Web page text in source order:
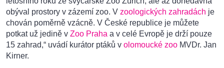
obýval prostory v zázemí zoo. V zoologických zahradách je
chován poměrně vzácně. V České republice je můžete
potkat už jedině v Zoo Praha a v celé Evropě je drží pouze
15 zahrad,“ uvádí kurátor ptáků v olomoucké zoo MVDr. Jan
Kirner.